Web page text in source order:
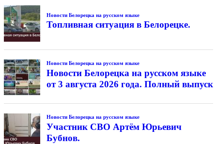
Новости Белорецка на русском языке
Топливная ситуация в Белорецке.
Новости Белорецка на русском языке
Новости Белорецка на русском языке
от 3 августа 2026 года. Полный выпуск
Новости Белорецка на русском языке
Участник СВО Артём Юрьевич
Бубнов.